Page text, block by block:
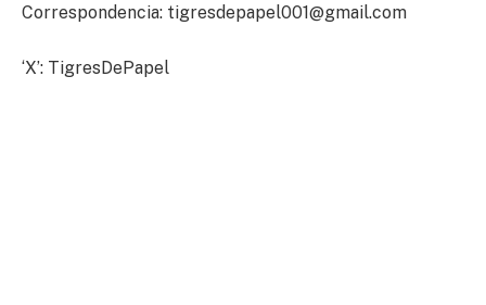
Correspondencia: tigresdepapel001@gmail.com
‘X’: TigresDePapel